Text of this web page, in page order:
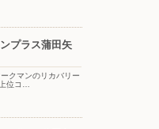
3-20-13
プラス蒲田矢
クマンのリカバリー
位コ…